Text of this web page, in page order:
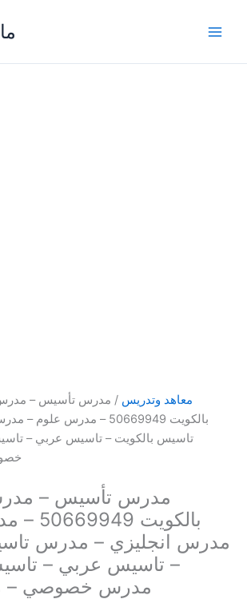
معاهد وتدريس / مدرس تأسيس – مدرس
بالكويت 50669949 – مدرس
تاسيس بالكويت – تاسيس عربي –
مدرس تأسيس –
مدرس انجليزي – مدرس
– تاسيس عربي –
مدرس خصوصي –